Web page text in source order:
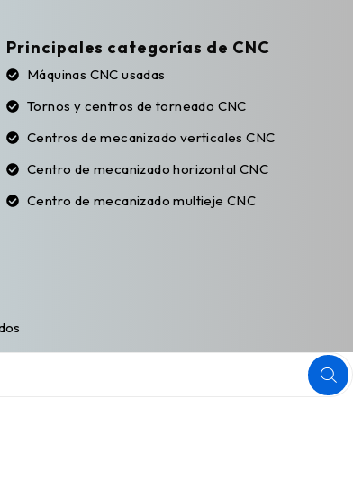
Principales categorías de CNC
Máquinas CNC usadas
Tornos y centros de torneado CNC
Centros de mecanizado verticales CNC
Centro de mecanizado horizontal CNC
Centro de mecanizado multieje CNC